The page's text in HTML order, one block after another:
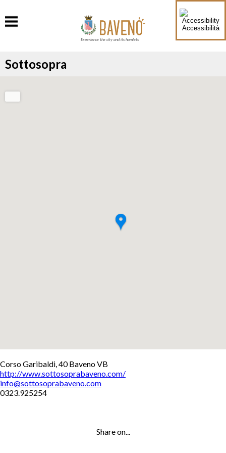
Accessibilità
Experience the city and its hamlets
Sottosopra
+
−
Corso Garibaldi, 40 Baveno VB
http://www.sottosoprabaveno.com/
info@sottosoprabaveno.com
0323.925254
Share on...